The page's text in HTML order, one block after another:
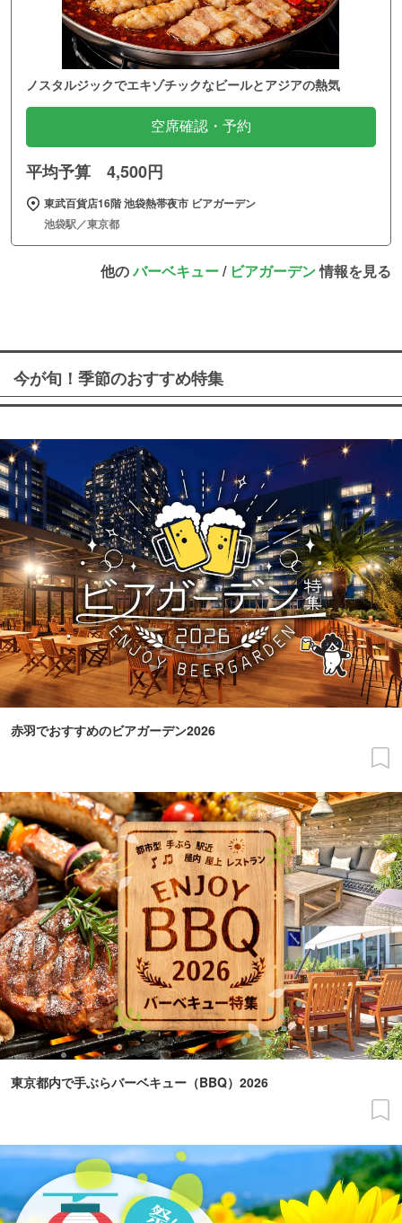
ノスタルジックでエキゾチックなビールとアジアの熱気
空席確認・予約
平均予算 4,500円
東武百貨店16階 池袋熱帯夜市 ビアガーデン
池袋駅／東京都
他のバーベキュー/ ビアガーデン情報を見る
今が旬！季節のおすすめ特集
赤羽でおすすめのビアガーデン2026
東京都内で手ぶらバーベキュー（BBQ）2026